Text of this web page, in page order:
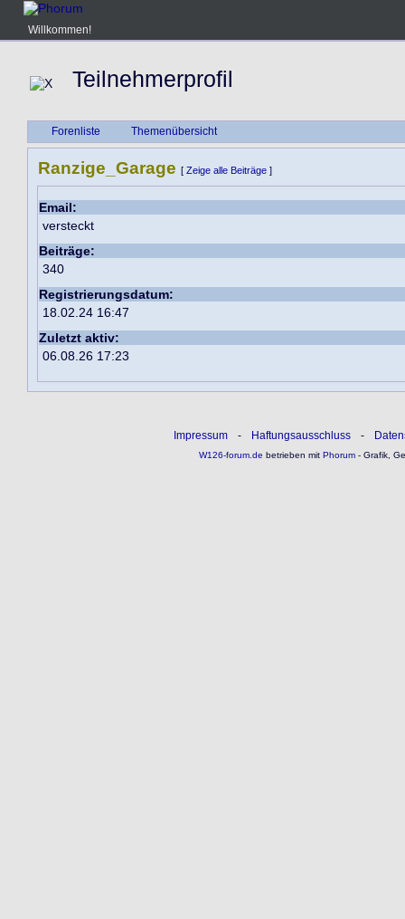
Willkommen!
Teilnehmerprofil
Forenliste Themenübersicht
Ranzige_Garage [ Zeige alle Beiträge ]
Email:
versteckt
Beiträge:
340
Registrierungsdatum:
18.02.24 16:47
Zuletzt aktiv:
06.08.26 17:23
Impressum - Haftungsausschluss -
W126-forum.de betrieben mitPhorum- Grafik,